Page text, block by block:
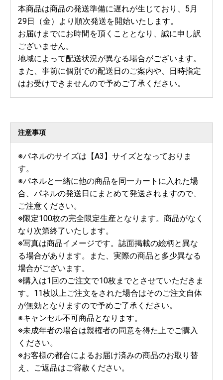
本商品は商品の発送準備に遅れが生じており、5月
29日（金）より順次発送を開始いたします。
お届けまでにお時間を頂くこととなり、誠に申し訳
ございません。
地域によって配送状況が異なる場合がございます。
また、事前に個別での配送日のご案内や、日時指定
はお受けできませんので予めご了承ください。
注意事項
※パネルのサイズは【A3】サイズとなっておりま
す。
※パネルと一緒に他の商品を同一カートに入れた場
合、パネルの発送日にまとめて発送されますので、
ご注意ください。
※限定100枚の完全限定生産となります。商品がなく
なり次第終了いたします。
※写真は商品イメージです。誌面掲載の絵柄と異な
る場合があります。また、実際の商品と多少異なる
場合がございます。
※購入は1回のご注文で10枚までとさせていただきま
す。11枚以上ご注文をされた場合はそのご注文自体
が無効となりますので予めご了承ください。
※キャンセル不可商品となります。
※未成年者の場合は親権者の同意を得た上でご購入
ください。
※お客様の都合によるお届け済みの商品のお取り替
え、ご返品はご容赦ください。